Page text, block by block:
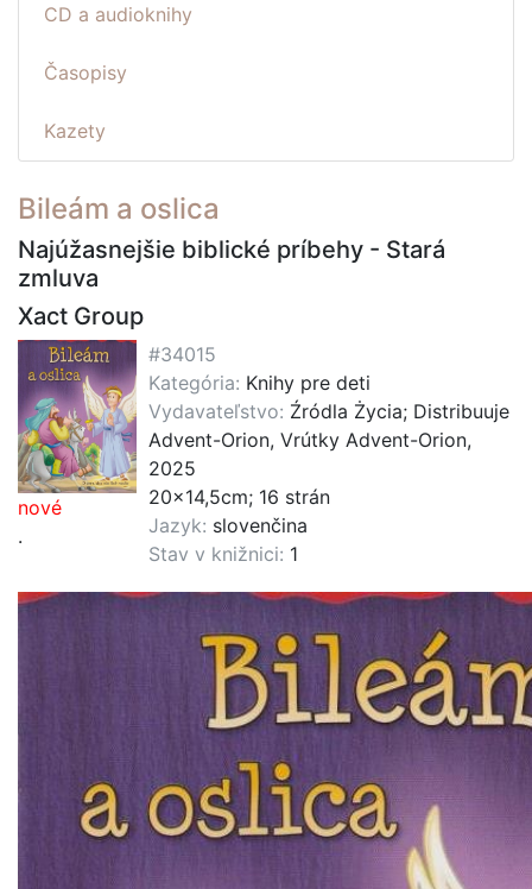
CD a audioknihy
Časopisy
Kazety
Bileám a oslica
Najúžasnejšie biblické príbehy - Stará
zmluva
Xact Group
nové
.
#34015
Kategória: Knihy pre deti
Vydavateľstvo: Źródla Życia; Distribuuje
Advent-Orion, Vrútky Advent-Orion,
2025
20x14,5cm; 16 strán
Jazyk: slovenčina
Stav v knižnici: 1